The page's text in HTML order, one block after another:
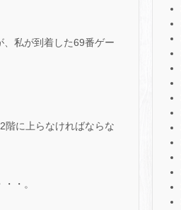
私が到着した69番ゲー
階に上らなければならな
・。